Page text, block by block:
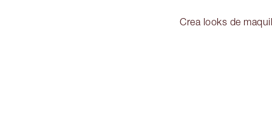
Crea looks de